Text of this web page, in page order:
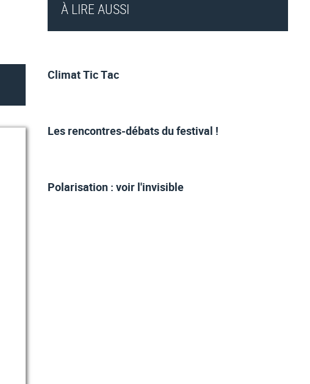
À LIRE AUSSI
Climat Tic Tac
Les rencontres-débats du festival !
Polarisation : voir l'invisible